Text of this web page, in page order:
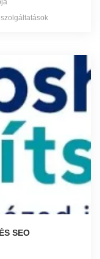
szolgáltatások
SEO